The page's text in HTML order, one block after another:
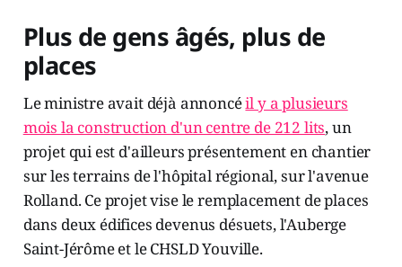
Plus de gens âgés, plus de
places
Le ministre avait déjà annoncéil y a plusieurs
mois la construction d'un centre de 212 lits, un
projet qui est d'ailleurs présentement en chantier
sur les terrains de l'hôpital régional, sur l'avenue
Rolland. Ce projet vise le remplacement de places
dans deux édifices devenus désuets, l'Auberge
Saint-Jérôme et le CHSLD Youville.